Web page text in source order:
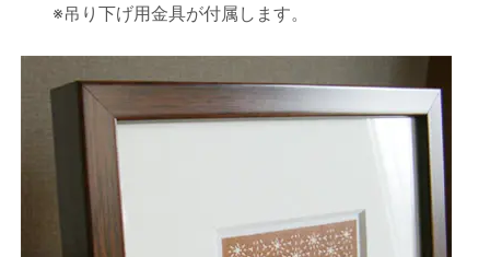
※吊り下げ用金具が付属します。